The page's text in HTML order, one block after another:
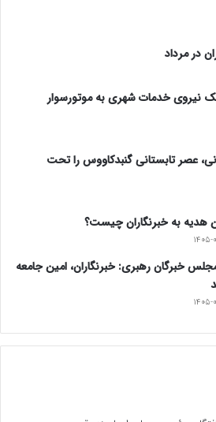
در مرداد
نیروی خدمات شهری به موتورسوار
عصر تابستانی گنبدکاووس را تحت
هدیه به خبرنگاران چیست؟
۰۵-۱۶
خبرگان رهبری: خبرنگاران، امین جامعه
۰۵-۱۶